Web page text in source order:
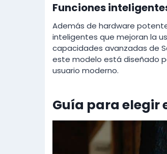
Funciones
Además de hardware
inteligentes que mejoran la
capacidades avanzadas de
este modelo está diseñado
usuario moderno.
Guía para elegir